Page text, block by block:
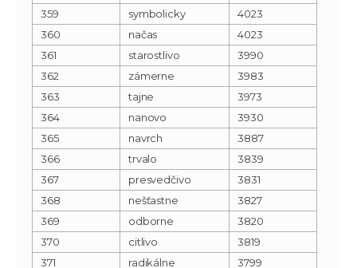
359
symbolicky
4023
360
načas
4023
361
starostlivo
3990
362
zámerne
3983
363
tajne
3973
364
nanovo
3930
365
navrch
3887
366
trvalo
3839
367
presvedčivo
3831
368
nešťastne
3827
369
odborne
3820
370
citlivo
3819
371
radikálne
3799